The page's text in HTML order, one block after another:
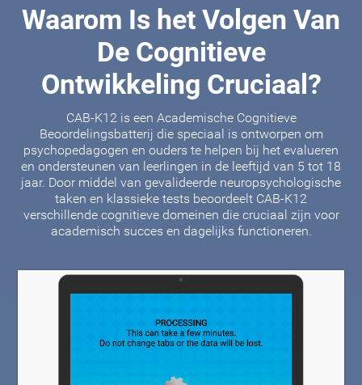
Waarom Is het Volgen Van
De Cognitieve
Ontwikkeling Cruciaal?
CAB-K12 is een Academische Cognitieve
Beoordelingsbatterij die speciaal is ontworpen om
psychopedagogen en ouders te helpen bij het evalueren
en ondersteunen van leerlingen in de leeftijd van 5 tot 18
jaar. Door middel van gevalideerde neuropsychologische
taken en klassieke tests beoordeelt CAB-K12
verschillende cognitieve domeinen die cruciaal zijn voor
academisch succes en dagelijks functioneren.